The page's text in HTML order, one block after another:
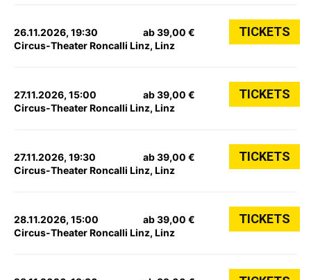
26.11.2026, 19:30
Circus-Theater Roncalli Linz, Linz
ab 39,00 € TICKETS
27.11.2026, 15:00
Circus-Theater Roncalli Linz, Linz
ab 39,00 € TICKETS
27.11.2026, 19:30
Circus-Theater Roncalli Linz, Linz
ab 39,00 € TICKETS
28.11.2026, 15:00
Circus-Theater Roncalli Linz, Linz
ab 39,00 € TICKETS